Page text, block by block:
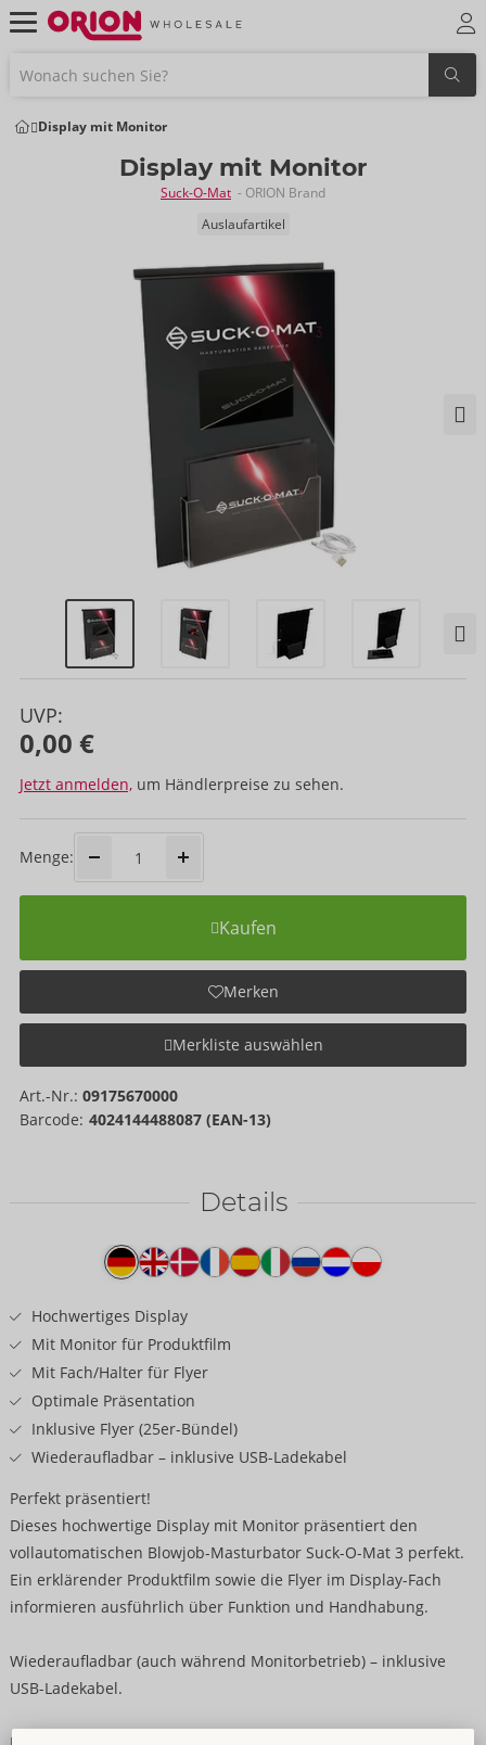
Display mit Monitor
Display mit Monitor
Suck-O-Mat - ORION Brand
Auslaufartikel
UVP:
0,00 €
Jetzt anmelden, um Händlerpreise zu sehen.
Menge:
Kaufen
Merken
Merkliste auswählen
Art.-Nr.: 09175670000
Barcode: 4024144488087 (EAN-13)
Details
Produkttext
Hochwertiges Display
Mit Monitor für Produktfilm
Mit Fach/Halter für Flyer
Optimale Präsentation
Inklusive Flyer (25er-Bündel)
Wiederaufladbar – inklusive USB-Ladekabel
Perfekt präsentiert!
Dieses hochwertige Display mit Monitor präsentiert den
vollautomatischen Blowjob-Masturbator Suck-O-Mat 3 perfekt.
Ein erklärender Produktfilm sowie die Flyer im Display-Fach
informieren ausführlich über Funktion und Handhabung.
Wiederaufladbar (auch während Monitorbetrieb) – inklusive
USB-Ladekabel.